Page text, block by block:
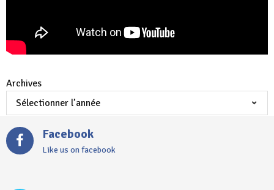
Archives
Facebook
Like us on facebook